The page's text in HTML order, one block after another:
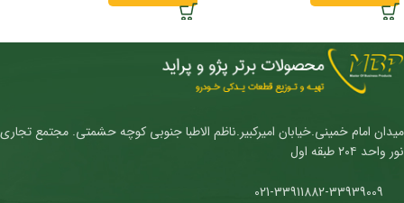
میدان امام خمینی.خیابان امیرکبیر.ناظم الاطبا جنوبی کوچه حشمتی. مجتمع تجاری
نور واحد ۲۰۴ طبقه اول